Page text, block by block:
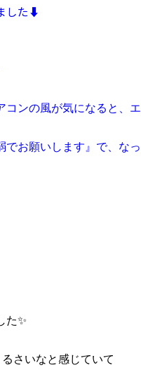
した⬇️
コンの風が気になると、
お願いします』で、な
た✨
さいなと感じていて